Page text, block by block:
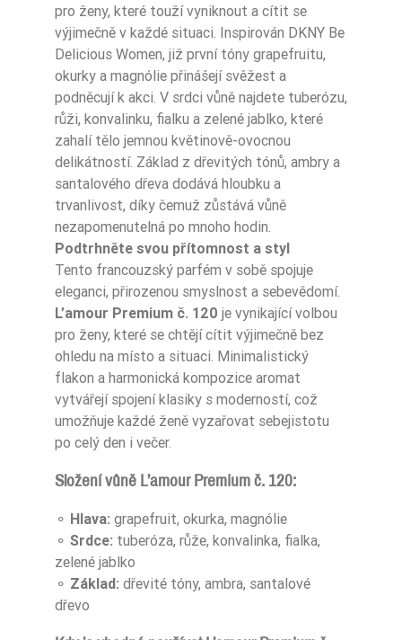
pro ženy, které touží vyniknout a cítit se
výjimečně v každé situaci. Inspirován DKNY Be
Delicious Women, již první tóny grapefruitu,
okurky a magnólie přinášejí svěžest a
podněcují k akci. V srdci vůně najdete tuberózu,
růži, konvalinku, fialku a zelené jablko, které
zahalí tělo jemnou květinově-ovocnou
delikátností. Základ z dřevitých tónů, ambry a
santalového dřeva dodává hloubku a
trvanlivost, díky čemuž zůstává vůně
nezapomenutelná po mnoho hodin.
Podtrhněte svou přítomnost a styl
Tento francouzský parfém v sobě spojuje
eleganci, přirozenou smyslnost a sebevědomí.
L’amour Premium č. 120 je vynikající volbou
pro ženy, které se chtějí cítit výjimečně bez
ohledu na místo a situaci. Minimalistický
flakon a harmonická kompozice aromat
vytvářejí spojení klasiky s moderností, což
umožňuje každé ženě vyzařovat sebejistotu
po celý den i večer.
Složení vůně L’amour Premium č. 120:
⚬ Hlava: grapefruit, okurka, magnólie
⚬ Srdce: tuberóza, růže, konvalinka, fialka,
zelené jablko
⚬ Základ: dřevité tóny, ambra, santalové
dřevo
Ean13 5906826252393